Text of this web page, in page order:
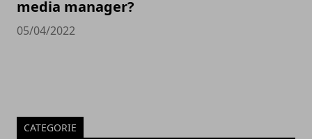
media manager?
05/04/2022
CATEGORIE